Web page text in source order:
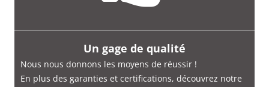
Un gage de qualité
Nous nous donnons les moyens de réussir !
En plus des garanties et certifications, découvrez notre